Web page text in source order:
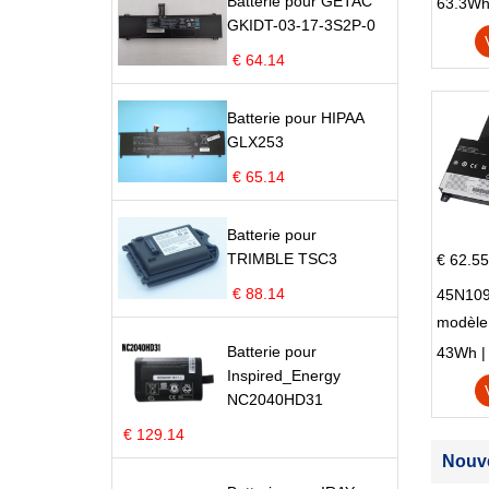
GKIDT-03-17-3S2P-0
€ 64.14
Batterie pour HIPAA
GLX253
€ 65.14
Batterie pour
TRIMBLE TSC3
€ 88.14
Batterie pour
Inspired_Energy
NC2040HD31
€ 129.14
Series
€ 62.55
Edge
43Wh |